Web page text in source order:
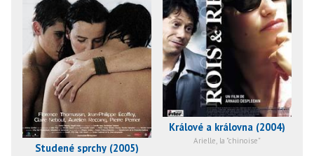
Studené sprchy (2005)
Králové a královna (2004)
Arielle, la "chinoise"